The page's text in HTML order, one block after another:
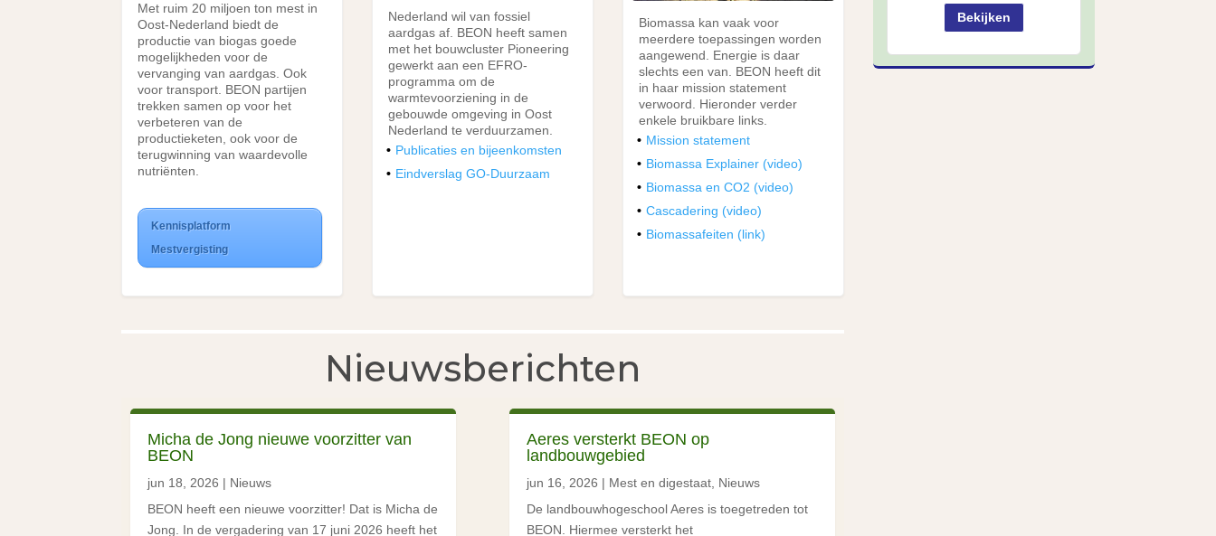
Met ruim 20 miljoen ton mest in
Oost-Nederland biedt de
productie van biogas goede
mogelijkheden voor de
vervanging van aardgas. Ook
voor transport. BEON partijen
trekken samen op voor het
verbeteren van de
productieketen, ook voor de
terugwinning van waardevolle
nutriënten.
Kennisplatform
Mestvergisting
Nederland wil van fossiel
aardgas af. BEON heeft samen
met het bouwcluster Pioneering
gewerkt aan een EFRO-
programma om de
warmtevoorziening in de
gebouwde omgeving in Oost
Nederland te verduurzamen.
Publicaties en bijeenkomsten
Eindverslag GO-Duurzaam
Biomassa kan vaak voor
meerdere toepassingen worden
aangewend. Energie is daar
slechts een van. BEON heeft dit
in haar mission statement
verwoord. Hieronder verder
enkele bruikbare links.
Mission statement
Biomassa Explainer (video)
Biomassa en CO2 (video)
Cascadering (video)
Biomassafeiten (link)
Nieuwsberichten
Micha de Jong nieuwe voorzitter van
BEON
jun 18, 2026 | Nieuws
BEON heeft een nieuwe voorzitter! Dat is Micha de
Jong. In de vergadering van 17 juni 2026 heeft het
Aeres versterkt BEON op
landbouwgebied
jun 16, 2026 | Mest en digestaat, Nieuws
De landbouwhogeschool Aeres is toegetreden tot
BEON. Hiermee versterkt het
Bekijken